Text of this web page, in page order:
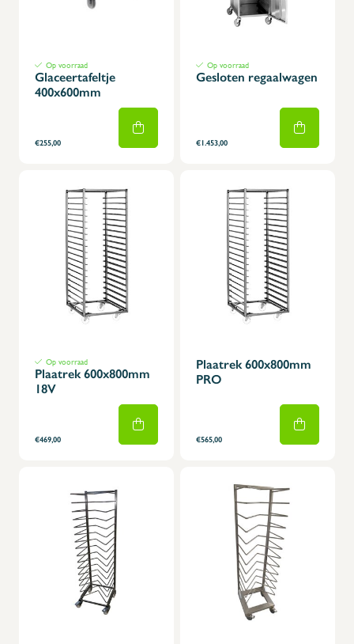
Op voorraad
Glaceertafeltje
400x600mm
€255,00
Op voorraad
Gesloten regaalwagen
€1.453,00
Op voorraad
Plaatrek 600x800mm
18V
€469,00
Plaatrek 600x800mm
PRO
€565,00